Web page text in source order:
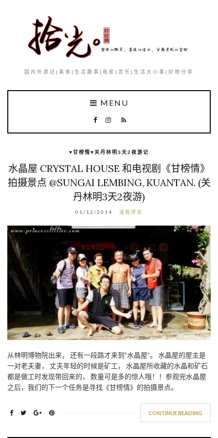
国内外游记|美食|生活趣事|电影|音乐|生活大小事|好物分享
MENU
♥甘榜情♥关丹林明3天2夜游记
水晶屋 CRYSTAL HOUSE 和电视剧《甘榜情》
拍摄景点 @SUNGAI LEMBING, KUANTAN. (关
丹林明3天2夜游)
01/12/2014 没有评论
从林明博物院出来， 还有一段路才来到”水晶屋”。 水晶屋的屋主是
一对老夫妻， 丈夫年轻的时候是矿工， 水晶屋所收藏的水晶和矿石
都是做工时发现带回来的， 数量可是多的惊人哦！！参观完水晶屋
之后，我们的下一个任务是寻找《甘榜情》的拍摄景点。
CONTINUE READING